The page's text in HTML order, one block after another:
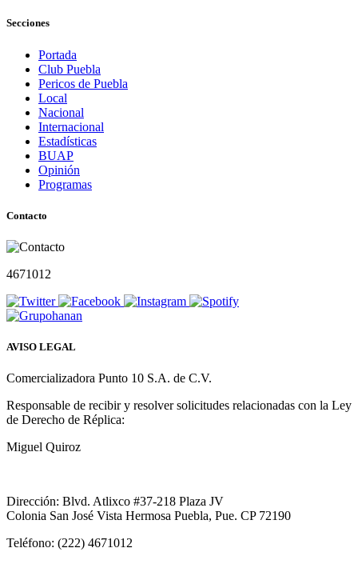
Secciones
Portada
Club Puebla
Pericos de Puebla
Local
Nacional
Internacional
Estadísticas
BUAP
Opinión
Programas
Contacto
4671012
AVISO LEGAL
Comercializadora Punto 10 S.A. de C.V.
Responsable de recibir y resolver solicitudes relacionadas con la Ley
de Derecho de Réplica:
Miguel Quiroz
Dirección: Blvd. Atlixco #37-218 Plaza JV
Colonia San José Vista Hermosa Puebla, Pue. CP 72190
Teléfono: (222) 4671012